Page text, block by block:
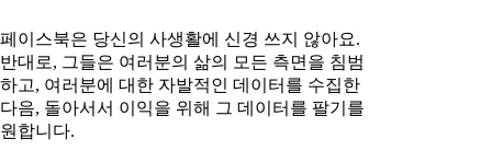
페이스북은 당신의 사생활에 신경 쓰지 않아요.
반대로, 그들은 여러분의 삶의 모든 측면을 침범
하고, 여러분에 대한 자발적인 데이터를 수집한
다음, 돌아서서 이익을 위해 그 데이터를 팔기를
원합니다.